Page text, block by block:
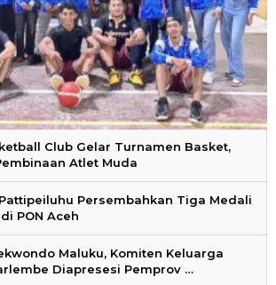
Club Gelar Turnamen Basket,
Atlet Muda
Persembahkan Tiga Medali
PON Aceh
Maluku, Komiten Keluarga
Diapresesi Pemprov …